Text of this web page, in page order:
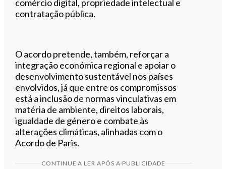
comércio digital, propriedade intelectual e
contratação pública.
O acordo pretende, também, reforçar a
integração económica regional e apoiar o
desenvolvimento sustentável nos países
envolvidos, já que entre os compromissos
está a inclusão de normas vinculativas em
matéria de ambiente, direitos laborais,
igualdade de género e combate às
alterações climáticas, alinhadas com o
Acordo de Paris.
CONTINUE A LER APÓS A PUBLICIDADE